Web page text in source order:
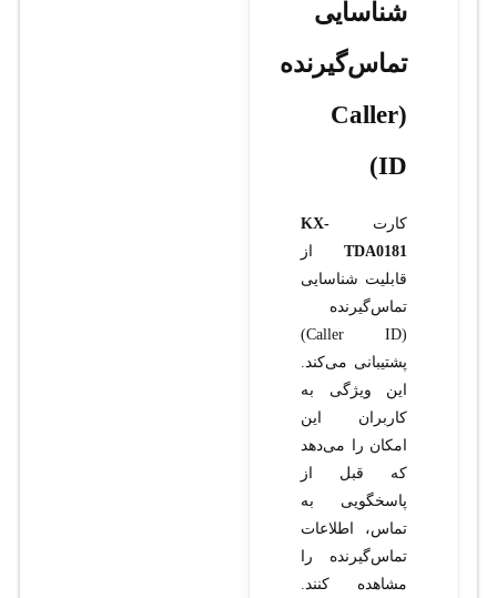
شناسایی
تماس‌گیرنده
(Caller
ID)
کارت KX-
TDA0181از
قابلیت شناسایی
تماس‌گیرنده
(Caller ID)
پشتیبانی می‌کند.
این ویژگی به
کاربران این
امکان را می‌دهد
که قبل از
پاسخگویی به
تماس، اطلاعات
تماس‌گیرنده را
مشاهده کنند.